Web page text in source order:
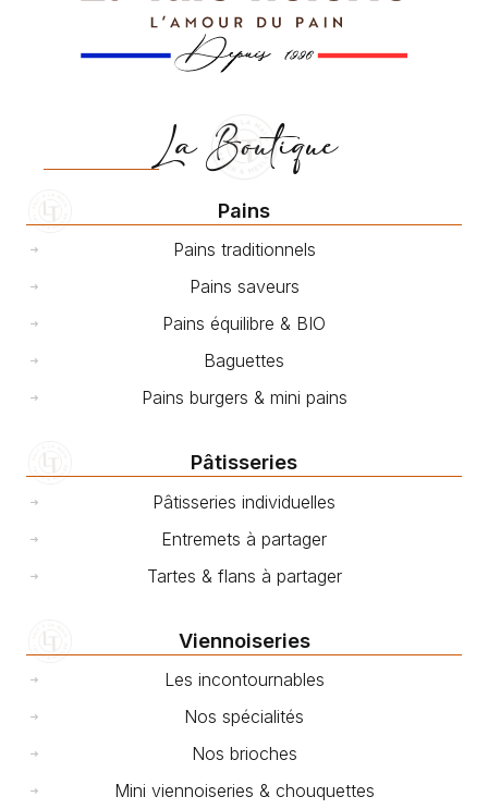
La Boutique
Pains
Pains traditionnels
Pains saveurs
Pains équilibre & BIO
Baguettes
Pains burgers & mini pains
Pâtisseries
Pâtisseries individuelles
Entremets à partager
Tartes & flans à partager
Viennoiseries
Les incontournables
Nos spécialités
Nos brioches
Mini viennoiseries & chouquettes